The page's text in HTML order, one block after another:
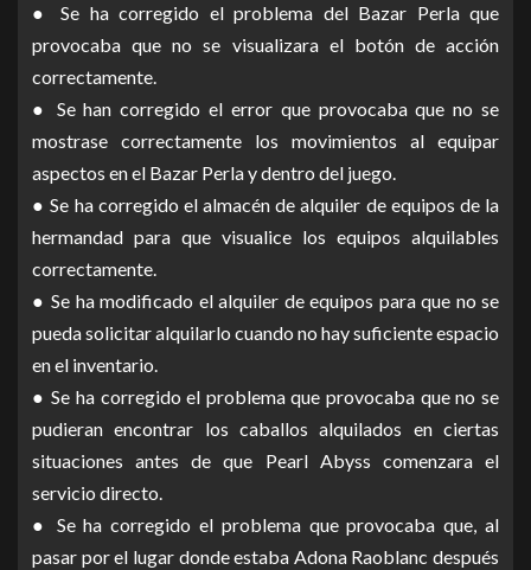
● Se ha corregido el problema del Bazar Perla que
provocaba que no se visualizara el botón de acción
correctamente.
● Se han corregido el error que provocaba que no se
mostrase correctamente los movimientos al equipar
aspectos en el Bazar Perla y dentro del juego.
● Se ha corregido el almacén de alquiler de equipos de la
hermandad para que visualice los equipos alquilables
correctamente.
● Se ha modificado el alquiler de equipos para que no se
pueda solicitar alquilarlo cuando no hay suficiente espacio
en el inventario.
● Se ha corregido el problema que provocaba que no se
pudieran encontrar los caballos alquilados en ciertas
situaciones antes de que Pearl Abyss comenzara el
servicio directo.
● Se ha corregido el problema que provocaba que, al
pasar por el lugar donde estaba Adona Raoblanc después